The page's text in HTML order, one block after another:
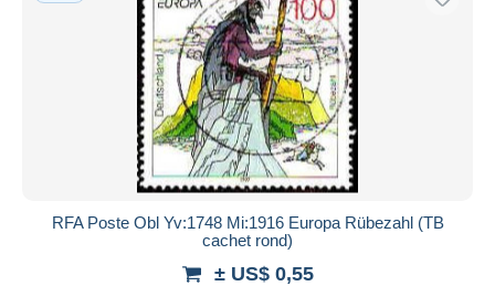
RFA Poste Obl Yv:1748 Mi:1916 Europa Rübezahl (TB
cachet rond)
± US$ 0,55